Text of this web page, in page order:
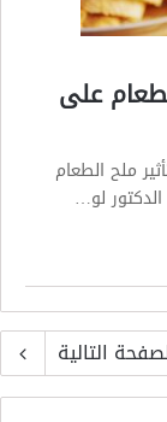
على
ملح الطعام
لو…
التالية